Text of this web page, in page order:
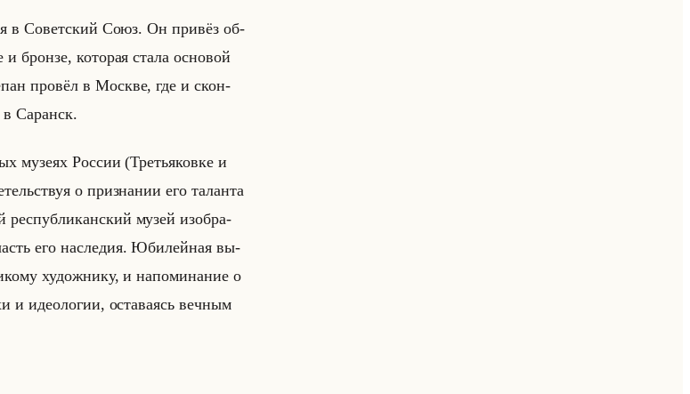
в Со­вет­ский Союз. Он при­вёз об­
брон­зе, ко­то­рая стала ос­но­вой
про­вёл в Москве, где и скон­
Са­ранск.
му­зе­ях Рос­сии (Тре­тья­ков­ке и
о при­зна­нии его та­лан­та
рес­пуб­ли­кан­ский музей изоб­ра­
его на­сле­дия. Юби­лейная вы­
ху­дож­ни­ку, и на­по­ми­на­ние о
и идео­ло­гии, оста­ва­ясь веч­ным